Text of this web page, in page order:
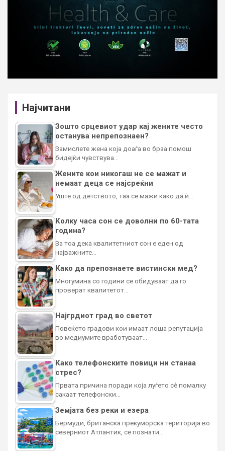
Најчитани
Зошто срцевиот удар кај жените често
останува непрепознаен?
Замислете жена која доаѓа во брза помош
бидејќи чувствува…
Жените кои никогаш не се мажат и
немаат деца се најсреќни
Уште од детството, таа се мажи како да ѝ…
Колку часа сон се доволни по 60-тата
година?
За тоа дека квалитетниот сон е еден од
најважните…
Како да препознаете вистински мед?
Многумина со години се обидуваат да го
проверат квалитетот…
Најгрдиот град во светот
Повеќето градови кои имаат лоша репутација
во медиумите вработуваат…
Како телефонските повици ни станаа
стрес?
Првата причина поради која луѓето сè помалку
сакаат телефонски…
Земјата без реки и езера
Бермуди, британска прекуморска територија во
северниот Атлантик, се познати…